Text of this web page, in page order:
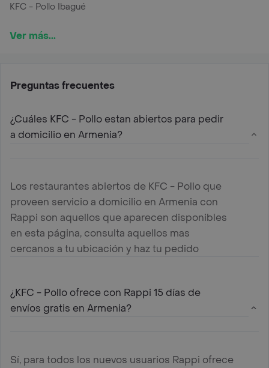
KFC - Pollo Ibagué
Ver más...
Preguntas frecuentes
¿Cuáles KFC - Pollo estan abiertos para pedir
a domicilio en Armenia?
Los restaurantes abiertos de KFC - Pollo que
proveen servicio a domicilio en Armenia con
Rappi son aquellos que aparecen disponibles
en esta página, consulta aquellos mas
cercanos a tu ubicación y haz tu pedido
¿KFC - Pollo ofrece con Rappi 15 días de
envíos gratis en Armenia?
Sí, para todos los nuevos usuarios Rappi ofrece